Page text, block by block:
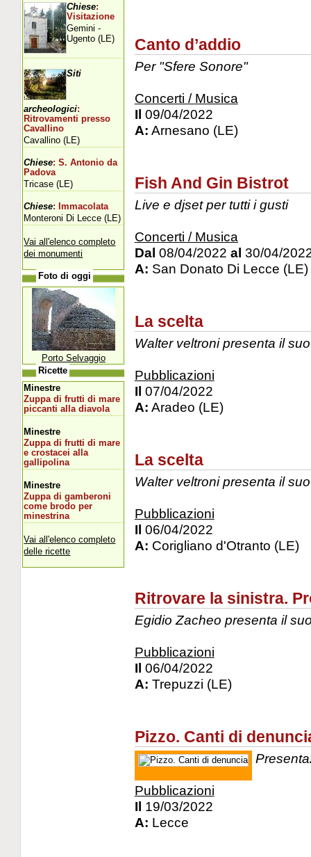
Canto d’addio
Per "Sfere Sonore"
Concerti / Musica
Il 09/04/2022
A: Arnesano (LE)
Fish And Gin Bistrot
Live e djset per tutti i gusti
Concerti / Musica
Dal 08/04/2022 al 30/04/
A: San Donato Di Lecce (LE)
La scelta
Walter veltroni presenta il
Pubblicazioni
Il 07/04/2022
A: Aradeo (LE)
La scelta
Walter veltroni presenta il
Pubblicazioni
Il 06/04/2022
A: Corigliano d'Otranto (LE)
Ritrovare la sinistra.
Egidio Zacheo presenta il
Pubblicazioni
Il 06/04/2022
A: Trepuzzi (LE)
Pizzo. Canti di
Pubblicazioni
Il 19/03/2022
A: Lecce
Chiese:
Visitazione
Gemini -
Ugento (LE)
Siti
archeologici:
Ritrovamenti presso
Cavallino
Cavallino (LE)
Chiese: S. Antonio da
Padova
Tricase (LE)
Chiese: Immacolata
Monteroni Di Lecce (LE)
Vai all'elenco completo
dei monumenti
Foto di oggi
Porto Selvaggio
Ricette
Minestre
Zuppa di frutti di mare
piccanti alla diavola
Minestre
Zuppa di frutti di mare
e crostacei alla
gallipolina
Minestre
Zuppa di gamberoni
come brodo per
minestrina
Vai all'elenco completo
delle ricette